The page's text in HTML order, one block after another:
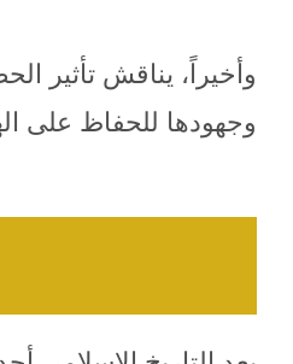
وأخيراً، يناقش تأثير
وجهودها للحفاظ على